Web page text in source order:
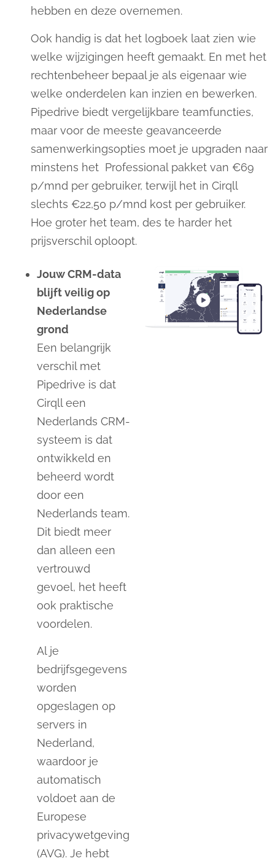
hebben en deze overnemen.
Ook handig is dat het logboek laat zien wie
welke wijzigingen heeft gemaakt. En met het
rechtenbeheer bepaal je als eigenaar wie
welke onderdelen kan inzien en bewerken.
Pipedrive biedt vergelijkbare teamfuncties,
maar voor de meeste geavanceerde
samenwerkingsopties moet je upgraden naar
minstens het Professional pakket van €69
p/mnd per gebruiker, terwijl het in Cirqll
slechts €22,50 p/mnd kost per gebruiker.
Hoe groter het team, des te harder het
prijsverschil oploopt.
Jouw CRM-data
blijft veilig op
Nederlandse
grond
Een belangrijk
verschil met
Pipedrive is dat
Cirqll een
Nederlands CRM-
systeem is dat
ontwikkeld en
beheerd wordt
door een
Nederlands team.
Dit biedt meer
dan alleen een
vertrouwd
gevoel, het heeft
ook praktische
voordelen.
Al je
bedrijfsgegevens
worden
opgeslagen op
servers in
Nederland,
waardoor je
automatisch
voldoet aan de
Europese
privacywetgeving
(AVG). Je hebt